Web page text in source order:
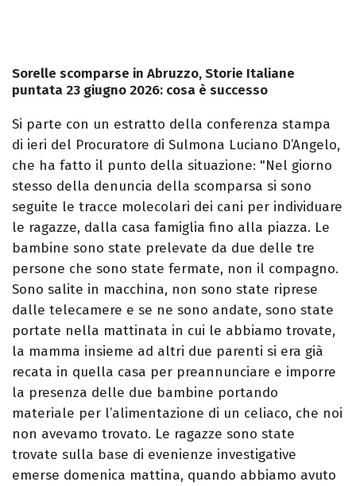
Sorelle scomparse in Abruzzo, Storie Italiane
puntata 23 giugno 2026: cosa è successo
Si parte con un estratto della conferenza stampa
di ieri del Procuratore di Sulmona Luciano D’Angelo,
che ha fatto il punto della situazione: "Nel giorno
stesso della denuncia della scomparsa si sono
seguite le tracce molecolari dei cani per individuare
le ragazze, dalla casa famiglia fino alla piazza. Le
bambine sono state prelevate da due delle tre
persone che sono state fermate, non il compagno.
Sono salite in macchina, non sono state riprese
dalle telecamere e se ne sono andate, sono state
portate nella mattinata in cui le abbiamo trovate,
la mamma insieme ad altri due parenti si era già
recata in quella casa per preannunciare e imporre
la presenza delle due bambine portando
materiale per l’alimentazione di un celiaco, che noi
non avevamo trovato. Le ragazze sono state
trovate sulla base di evenienze investigative
emerse domenica mattina, quando abbiamo avuto